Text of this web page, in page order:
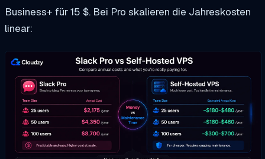
Business+ für 15 $. Bei Pro skalieren die Jahreskosten
linear: